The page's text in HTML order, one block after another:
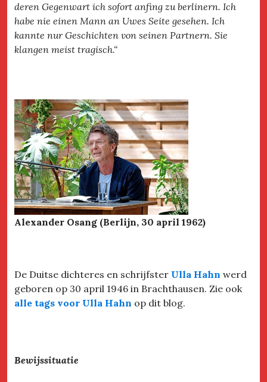
deren Gegenwart ich sofort anfing zu berlinern. Ich
habe nie einen Mann an Uwes Seite gesehen. Ich
kannte nur Geschichten von seinen Partnern. Sie
klangen meist tragisch.“
Alexander Osang (Berlijn, 30 april 1962)
De Duitse dichteres en schrijfster Ulla Hahn werd
geboren op 30 april 1946 in Brachthausen. Zie ook
alle tags voor Ulla Hahn op dit blog.
Bewijssituatie